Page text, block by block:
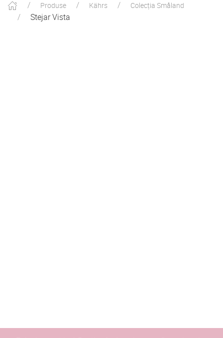
Produse Kährs Colecția Småland
Stejar Vista
Copyright ©2018-2026Parchet Scandinav- Toate drepturile